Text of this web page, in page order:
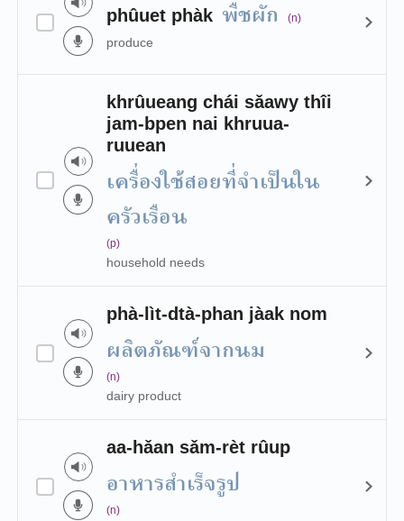
phûuet phàk พืชผัก (n)
produce
khrûueang chái sǎawy thîi
jam-bpen nai khruua-
ruuean
เครื่องใช้สอยที่จำเป็นใน
ครัวเรือน
(p)
household needs
phà-lìt-dtà-phan jàak nom
ผลิตภัณฑ์จากนม
(n)
dairy product
aa-hǎan sǎm-rèt rûup
อาหารสำเร็จรูป
(n)